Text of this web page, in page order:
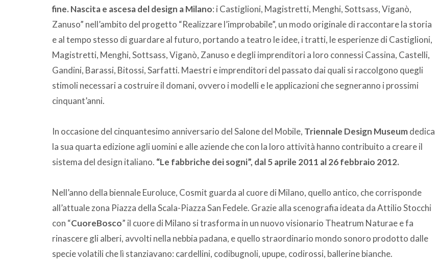
fine. Nascita e ascesa del design a Milano: i Castiglioni, Magistretti, Menghi, Sottsass, Viganò,
Zanuso” nell’ambito del progetto “Realizzare l’improbabile”, un modo originale di raccontare la storia
e al tempo stesso di guardare al futuro, portando a teatro le idee, i tratti, le esperienze di Castiglioni,
Magistretti, Menghi, Sottsass, Viganò, Zanuso e degli imprenditori a loro connessi Cassina, Castelli,
Gandini, Barassi, Bitossi, Sarfatti. Maestri e imprenditori del passato dai quali si raccolgono quegli
stimoli necessari a costruire il domani, ovvero i modelli e le applicazioni che segneranno i prossimi
cinquant’anni.
In occasione del cinquantesimo anniversario del Salone del Mobile, Triennale Design Museumdedica
la sua quarta edizione agli uomini e alle aziende che con la loro attività hanno contribuito a creare il
sistema del design italiano. “Le fabbriche dei sogni”, dal 5 aprile 2011 al 26 febbraio 2012.
Nell’anno della biennale Euroluce, Cosmit guarda al cuore di Milano, quello antico, che corrisponde
all’attuale zona Piazza della Scala-Piazza San Fedele. Grazie alla scenografia ideata da Attilio Stocchi
con “CuoreBosco” il cuore di Milano si trasforma in un nuovo visionario Theatrum Naturae e fa
rinascere gli alberi, avvolti nella nebbia padana, e quello straordinario mondo sonoro prodotto dalle
specie volatili che lì stanziavano: cardellini, codibugnoli, upupe, codirossi, ballerine bianche.